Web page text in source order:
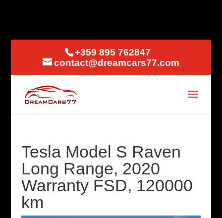
+359 895 762847
contact@dreamcars77.com
Tesla Model S Raven
Long Range, 2020
Warranty FSD, 120000
km